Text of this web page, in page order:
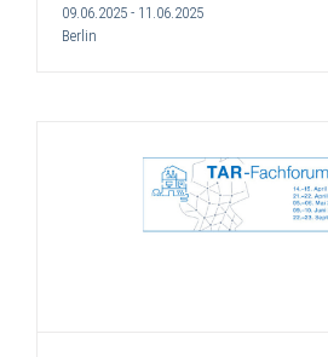
09.06.2025 - 11.06.2025
Berlin